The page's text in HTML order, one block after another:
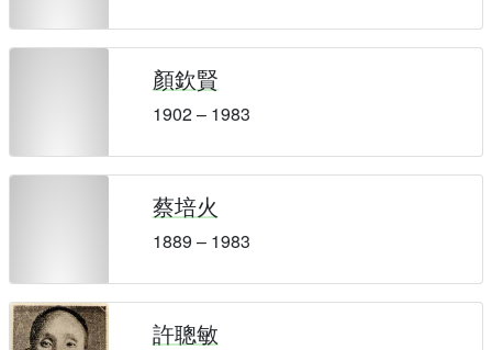
顏欽賢
1902 – 1983
蔡培火
1889 – 1983
許聰敏